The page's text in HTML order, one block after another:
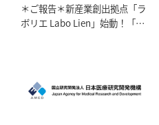
＊ご報告＊新産業創出拠点「ラ
ボリエ Labo Lien」始動！「山